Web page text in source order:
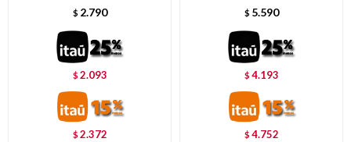
$ 2.790
$2.093
$2.372
$ 5.590
$4.193
$4.752